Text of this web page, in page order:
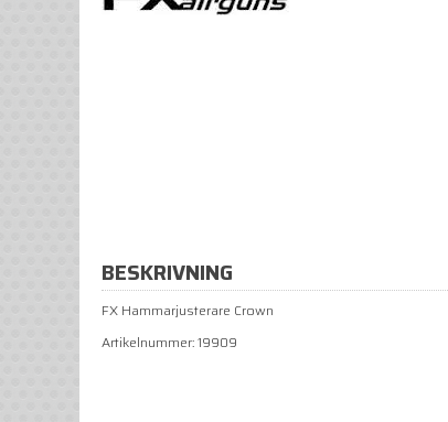
BESKRIVNING
FX Hammarjusterare Crown
Artikelnummer: 19909